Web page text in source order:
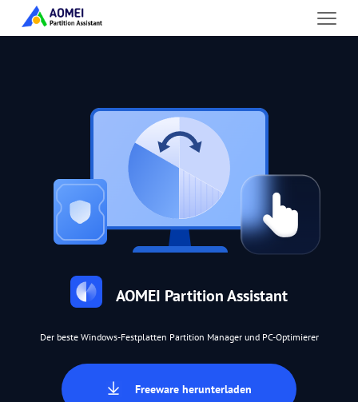
AOMEI Partition Assistant
Der beste Windows-Festplatten Partition Manager und PC-Optimierer
Freeware herunterladen